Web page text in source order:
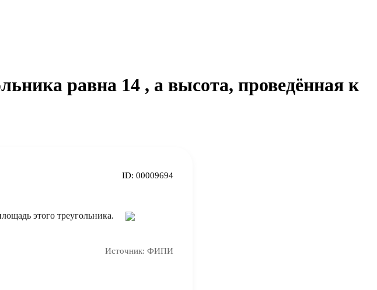
равна 14 , а высота, проведённая к
ID: 00009694
этого треугольника.
Источник: ФИПИ